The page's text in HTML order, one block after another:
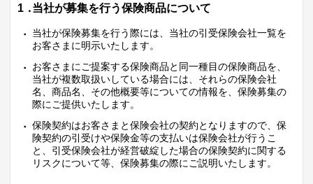
1．当社が募集を行う保険商品について
当社が保険募集を行う際には、当社の引受保険会社一覧を
お客さまに明示いたします。
お客さまにご提案する保険商品と同一種目の保険商品を、
当社が複数取扱いしている場合には、それらの保険会社
名、商品名、その他概要等についての情報を、保険募集の
際にご提供いたします。
保険契約はお客さまと保険会社の契約となりますので、保
険契約の引受けや保険金等の支払いは保険会社が行うこ
と、引受保険会社が経営破綻した場合の保険契約に関する
リスクについて等、保険募集の際にご説明いたします。